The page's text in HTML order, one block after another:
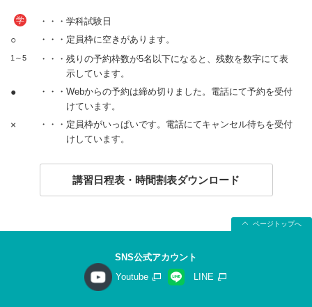
学 ・・・学科試験日
○ ・・・定員枠に空きがあります。
1～5
・・・残りの予約枠数が5名以下になると、残数を数字にて表
示しています。
●
・・・Webからの予約は締め切りました。電話にて予約を受付
けています。
×
・・・定員枠がいっぱいです。電話にてキャンセル待ちを受付
けしています。
講習日程表・時間割表ダウンロード
ページトップへ
SNS公式アカウント
Youtube
LINE